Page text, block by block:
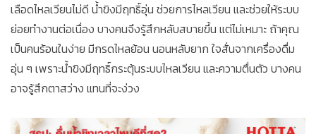
เลือดไหลเวียนไม่ดี น้ำขิงมีฤทธิ์อุ่น ช่วยการไหลเวียน และช่วยให้ระบบ
ย่อยทำงานต่อเนื่อง บางคนจึงรู้สึกหลับสบายขึ้น แต่ไม่เหมาะ ถ้าคุณ
เป็นคนร้อนในง่าย มีกรดไหลย้อน นอนหลับยาก ใจสั่นจากเครื่องดื่ม
อุ่น ๆ เพราะน้ำขิงมีฤทธิ์กระตุ้นระบบไหลเวียน และความตื่นตัว บางคน
อาจรู้สึกตาสว่าง แทนที่จะง่วง